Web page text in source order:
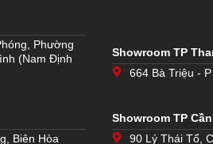
Phường
(Nam Định
Showroom TP
664 Bà Triệu -
Biên Hòa
Showroom TP
90 Lý Thái Tổ,